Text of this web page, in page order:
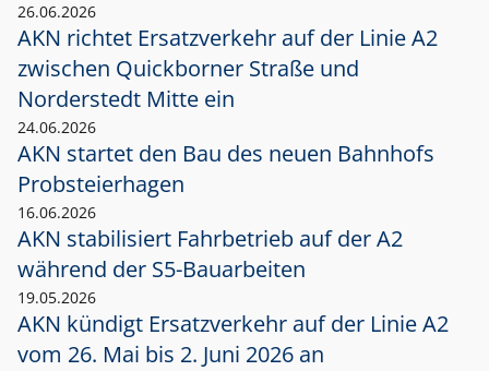
26.06.2026
AKN richtet Ersatzverkehr auf der Linie A2
zwischen Quickborner Straße und
Norderstedt Mitte ein
24.06.2026
AKN startet den Bau des neuen Bahnhofs
Probsteierhagen
16.06.2026
AKN stabilisiert Fahrbetrieb auf der A2
während der S5-Bauarbeiten
19.05.2026
AKN kündigt Ersatzverkehr auf der Linie A2
vom 26. Mai bis 2. Juni 2026 an